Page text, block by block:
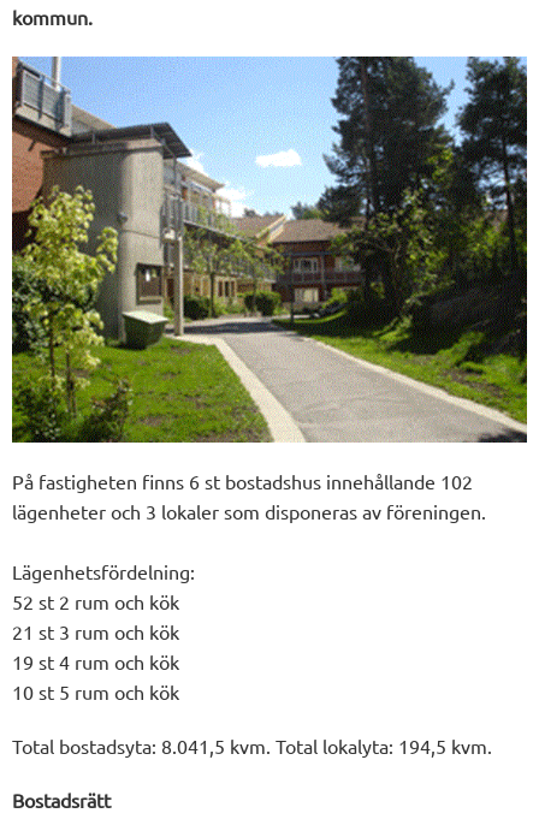
kommun.
På fastigheten finns 6 st bostadshus innehållande 102
lägenheter och 3 lokaler som disponeras av föreningen.
Lägenhetsfördelning:
52 st 2 rum och kök
21 st 3 rum och kök
19 st 4 rum och kök
10 st 5 rum och kök
Total bostadsyta: 8.041,5 kvm. Total lokalyta: 194,5 kvm.
Bostadsrätt